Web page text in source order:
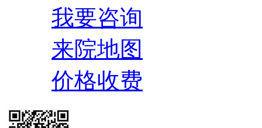
我要咨询
来院地图
价格收费